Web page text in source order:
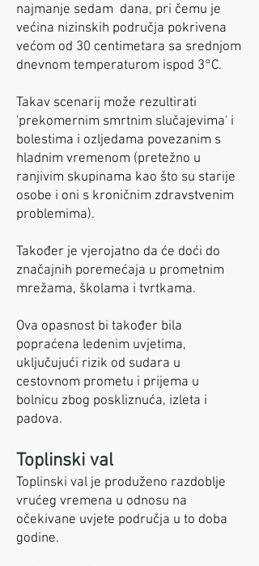
najmanje sedam dana, pri čemu je
većina nizinskih područja pokrivena
većom od 30 centimetara sa srednjom
dnevnom temperaturom ispod 3°C.
Takav scenarij može rezultirati
'prekomernim smrtnim slučajevima' i
bolestima i ozljedama povezanim s
hladnim vremenom (pretežno u
ranjivim skupinama kao što su starije
osobe i oni s kroničnim zdravstvenim
problemima).
Također je vjerojatno da će doći do
značajnih poremećaja u prometnim
mrežama, školama i tvrtkama.
Ova opasnost bi također bila
popraćena ledenim uvjetima,
uključujući rizik od sudara u
cestovnom prometu i prijema u
bolnicu zbog poskliznuća, izleta i
padova.
Toplinski val
Toplinski val je produženo razdoblje
vrućeg vremena u odnosu na
očekivane uvjete područja u to doba
godine.